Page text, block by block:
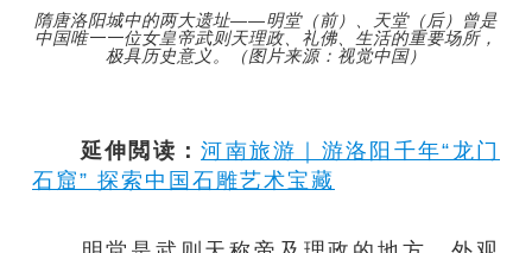
隋唐洛阳城中的两大遗址——明堂（前）、天堂（后）曾是
中国唯一一位女皇帝武则天理政、礼佛、生活的重要场所，
极具历史意义。（图片来源：视觉中国）
延伸閲读：河南旅游｜游洛阳千年“龙门
石窟” 探索中国石雕艺术宝藏